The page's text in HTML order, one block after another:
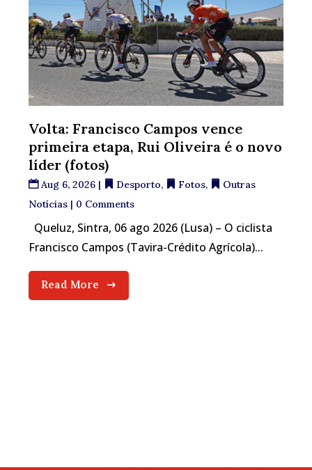
Volta: Francisco Campos vence
primeira etapa, Rui Oliveira é o novo
líder (fotos)
Aug 6, 2026 | Desporto, Fotos,
Outras
Notícias | 0 Comments
Queluz, Sintra, 06 ago 2026 (Lusa) – O ciclista
Francisco Campos (Tavira-Crédito Agrícola)...
Read More